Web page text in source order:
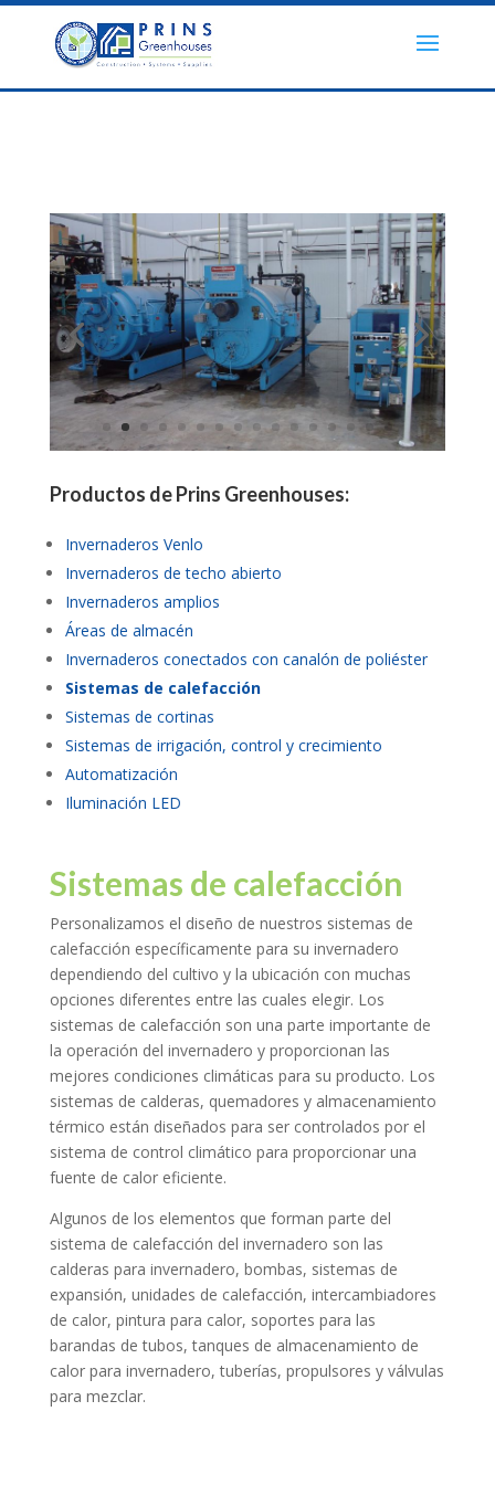
Productos de Prins Greenhouses:
Invernaderos Venlo
Invernaderos de techo abierto
Invernaderos amplios
Áreas de almacén
Invernaderos conectados con canalón de poliéster
Sistemas de calefacción
Sistemas de cortinas
Sistemas de irrigación, control y crecimiento
Automatización
Iluminación LED
Sistemas de calefacción
Personalizamos el diseño de nuestros sistemas de
calefacción específicamente para su invernadero
dependiendo del cultivo y la ubicación con muchas
opciones diferentes entre las cuales elegir. Los
sistemas de calefacción son una parte importante de
la operación del invernadero y proporcionan las
mejores condiciones climáticas para su producto. Los
sistemas de calderas, quemadores y almacenamiento
térmico están diseñados para ser controlados por el
sistema de control climático para proporcionar una
fuente de calor eficiente.
Algunos de los elementos que forman parte del
sistema de calefacción del invernadero son las
calderas para invernadero, bombas, sistemas de
expansión, unidades de calefacción, intercambiadores
de calor, pintura para calor, soportes para las
barandas de tubos, tanques de almacenamiento de
calor para invernadero, tuberías, propulsores y válvulas
para mezclar.